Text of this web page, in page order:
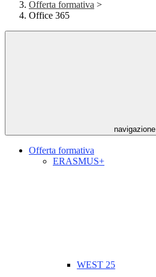
Offerta formativa >
Office 365
navigazione
Offerta formativa
ERASMUS+
WEST 25